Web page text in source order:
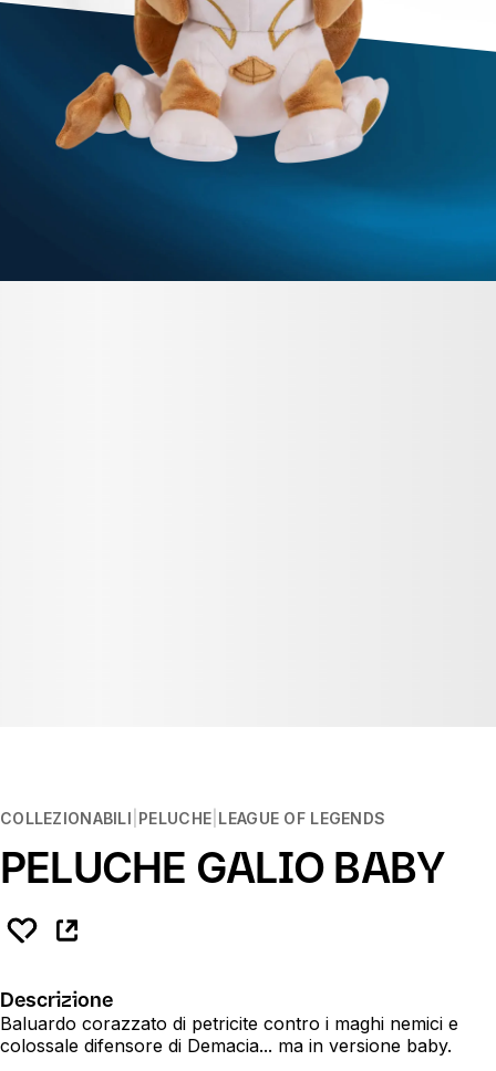
COLLEZIONABILI PELUCHE LEAGUE OF LEGENDS
PELUCHE GALIO BABY
Descrizione
Baluardo corazzato di petricite contro i maghi nemici e
colossale difensore di Demacia... ma in versione baby.